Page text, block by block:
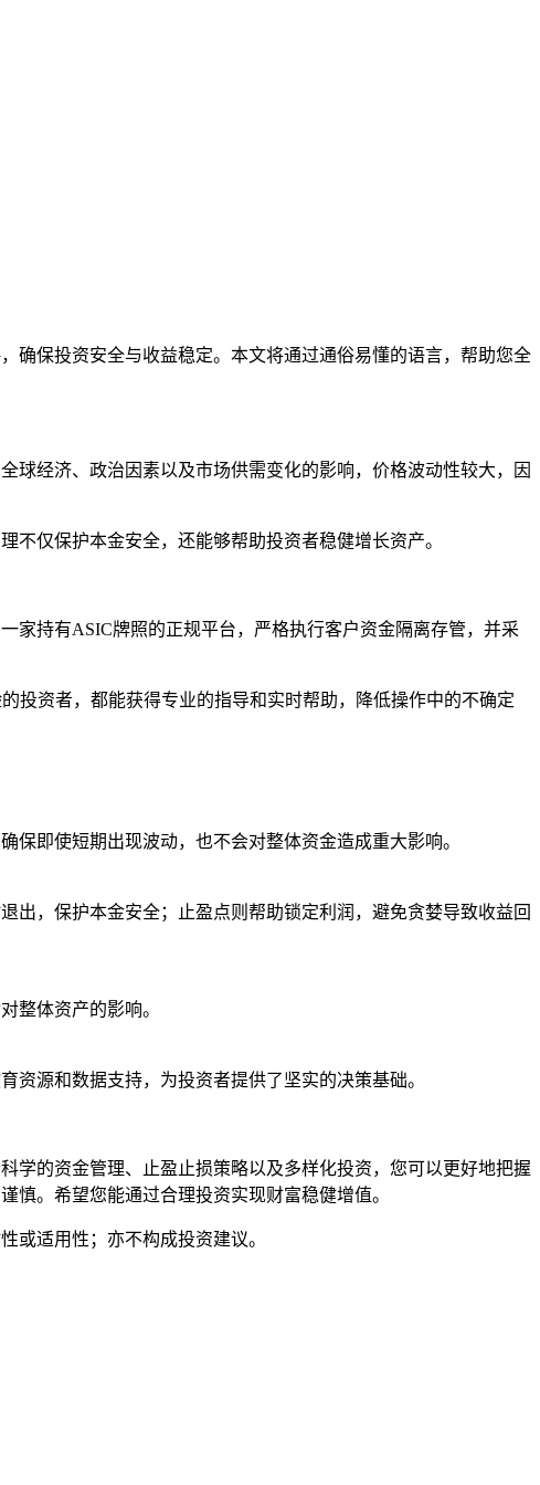
确保投资安全与收益稳定。本文将通过通俗易懂的语言，帮助您全
球经济、政治因素以及市场供需变化的影响，价格波动性较大，因
仅保护本金安全，还能够帮助投资者稳健增长资产。
家持有ASIC牌照的正规平台，严格执行客户资金隔离存管，并采
投资者，都能获得专业的指导和实时帮助，降低操作中的不确定
即使短期出现波动，也不会对整体资金造成重大影响。
出，保护本金安全；止盈点则帮助锁定利润，避免贪婪导致收益回
整体资产的影响。
源和数据支持，为投资者提供了坚实的决策基础。
学的资金管理、止盈止损策略以及多样化投资，您可以更好地把握
慎。希望您能通过合理投资实现财富稳健增值。
或适用性；亦不构成投资建议。